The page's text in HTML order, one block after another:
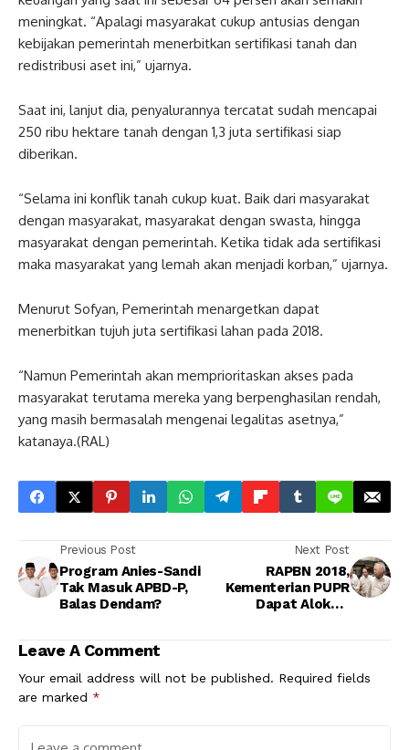
meningkat. “Apalagi masyarakat cukup antusias dengan
kebijakan pemerintah menerbitkan sertifikasi tanah dan
redistribusi aset ini,” ujarnya.
Saat ini, lanjut dia, penyalurannya tercatat sudah mencapai
250 ribu hektare tanah dengan 1,3 juta sertifikasi siap
diberikan.
“Selama ini konflik tanah cukup kuat. Baik dari masyarakat
dengan masyarakat, masyarakat dengan swasta, hingga
masyarakat dengan pemerintah. Ketika tidak ada sertifikasi
maka masyarakat yang lemah akan menjadi korban,” ujarnya.
Menurut Sofyan, Pemerintah menargetkan dapat
menerbitkan tujuh juta sertifikasi lahan pada 2018.
“Namun Pemerintah akan memprioritaskan akses pada
masyarakat terutama mereka yang berpenghasilan rendah,
yang masih bermasalah mengenai legalitas asetnya,”
katanaya.(RAL)
Previous Post
Program Anies-Sandi
Tak Masuk APBD-P,
Balas Dendam?
Next Post
RAPBN 2018,
Kementerian PUPR
Dapat Alokasi
Leave A Comment
Your email address will not be published. Required fields
are marked *